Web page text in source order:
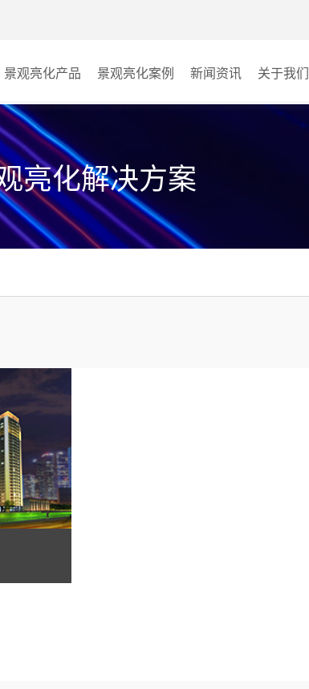
景观亮化产品
AI智慧文旅灯光系统
AI智慧照明控制系统
投光灯
洗墙灯
灯、墙角灯、窗台灯
壁灯
水底灯、喷泉灯
景观亮化案例
文旅照明
其它
新闻资讯 关于我们
亮化解决方案